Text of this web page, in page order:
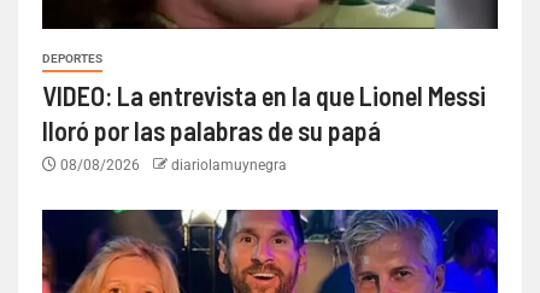
DEPORTES
VIDEO: La entrevista en la que Lionel Messi
lloró por las palabras de su papá
08/08/2026 diariolamuynegra